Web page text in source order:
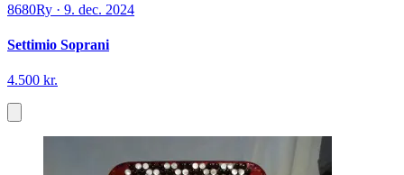
8680Ry · 9. dec. 2024
Settimio Soprani
4.500 kr.